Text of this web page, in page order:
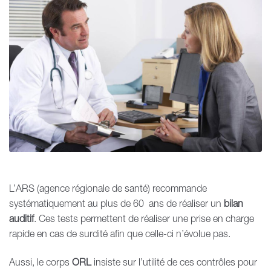
L’ARS (agence régionale de santé) recommande
systématiquement au plus de 60 ans de réaliser un bilan
auditif. Ces tests permettent de réaliser une prise en charge
rapide en cas de surdité afin que celle-ci n’évolue pas.
Aussi, le corps ORL insiste sur l’utilité de ces contrôles pour